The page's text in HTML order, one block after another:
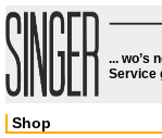
... wo’s
Service
Shop